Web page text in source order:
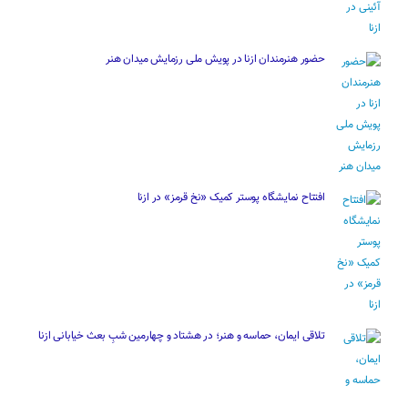
حضور هنرمندان ازنا در پویش ملی رزمایش میدان هنر
افتتاح نمایشگاه پوستر کمیک «نخ قرمز» در ازنا
تلاقی ایمان، حماسه و هنر؛ در هشتاد و چهارمین شبِ بعث خیابانی ازنا